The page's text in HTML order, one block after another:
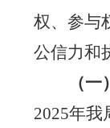
权、参与
公信力和
（一）
2025年我